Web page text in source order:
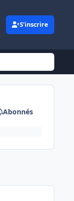
S’inscrire
Abonnés